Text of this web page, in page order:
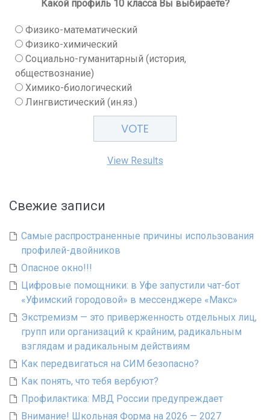
Какой профиль 10 класса Вы выбираете?
Физико-математический
Физико-химический
Социально-гуманитарный (история,
обществознание)
Химико-биологический
Лингвистический (ин.яз.)
View Results
Свежие записи
Самые распространенные причины использования
профилей-двойников
Опасное окно!!!
Цифровые помощники: в Уфе запустили чат-бот
«Уфимский городовой» в мессенджере «Макс»
Экстремизм — это приверженность отдельных лиц,
групп или организаций к крайним, радикальным
взглядам и радикальным действиям
Как передвигаться на СИМ безопасно?
Как понять, что тебя вербуют?
Профилактика: МВД России предупреждает
Внимание! Школьная Форма на 2026 — 2027